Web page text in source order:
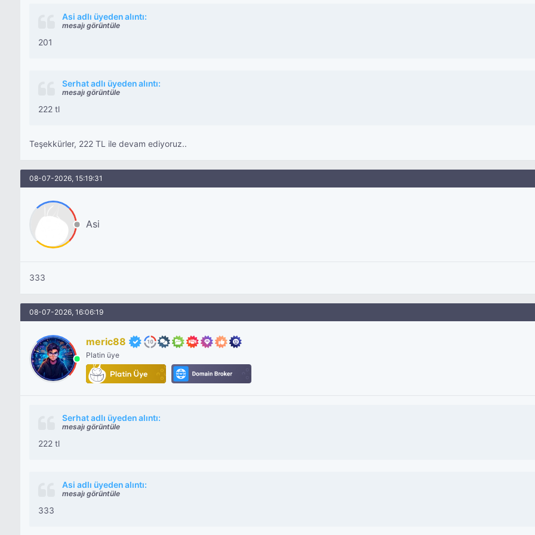
Asi adlı üyeden alıntı:
mesajı görüntüle
201
Serhat adlı üyeden alıntı:
mesajı görüntüle
222 tl
Teşekkürler, 222 TL ile devam ediyoruz..
08-07-2026, 15:19:31
Asi
333
08-07-2026, 16:06:19
meric88
Platin üye
Serhat adlı üyeden alıntı:
mesajı görüntüle
222 tl
Asi adlı üyeden alıntı:
mesajı görüntüle
333